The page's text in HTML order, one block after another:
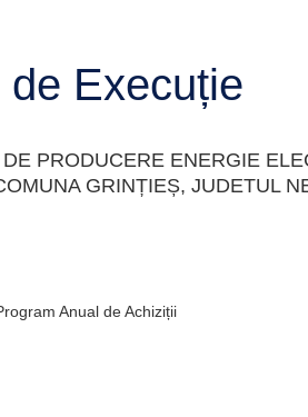
Execuție
PRODUCERE ENERGIE
GRINȚIEȘ, JUDETUL
Anual de Achiziții